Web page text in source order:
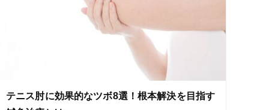
電子決済可
テニス肘に効果的なツボ8選！根本解決を目指す